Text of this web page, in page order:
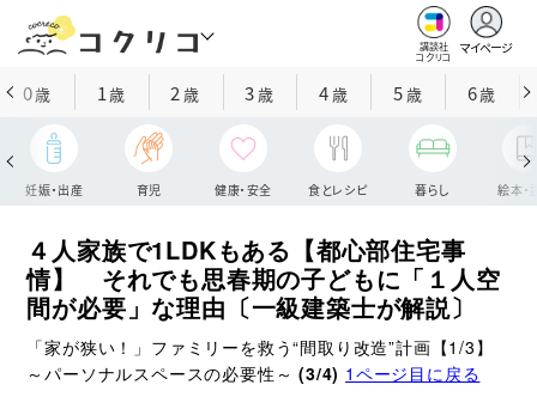
講談社
コクリコ
マイページ
0歳 1歳 2 歳 3歳 4歳 5歳 6歳
妊娠・出産 育児 健康・安全 食とレシピ 暮らし 絵本・
４人家族で1LDKもある【都心部住宅事
情】 それでも思春期の子どもに「１人空
間が必要」な理由〔一級建築士が解説〕
「家が狭い！」ファミリーを救う“間取り改造”計画【1/3】
～パーソナルスペースの必要性～(3/4) 1ページ目に戻る